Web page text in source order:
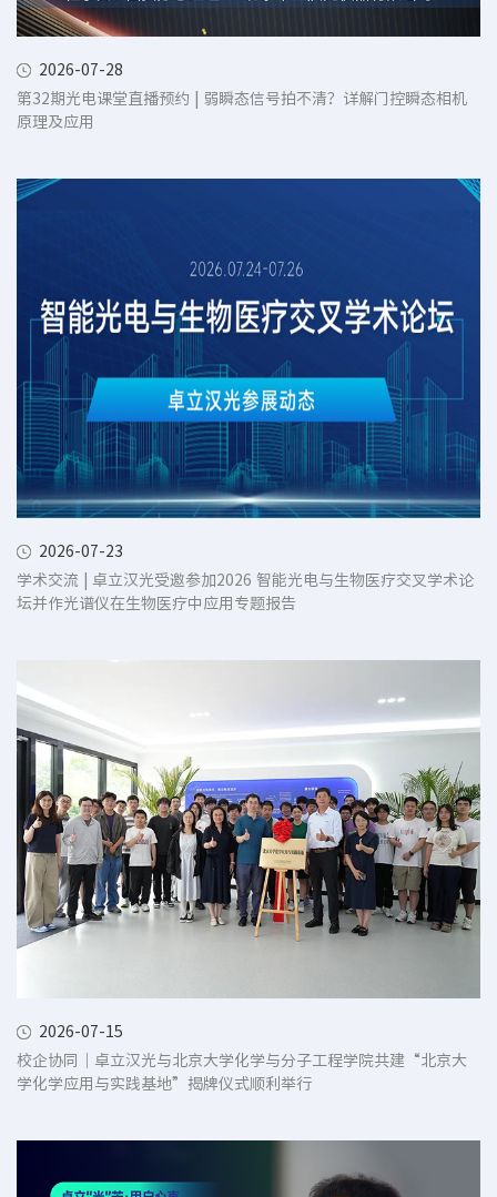
2026-07-28
第32期光电课堂直播预约 | 弱瞬态信号拍不清？详解门控瞬态相机
原理及应用
2026-07-23
学术交流 | 卓立汉光受邀参加2026 智能光电与生物医疗交叉学术论
坛并作光谱仪在生物医疗中应用专题报告
2026-07-15
校企协同｜卓立汉光与北京大学化学与分子工程学院共建“北京大
学化学应用与实践基地”揭牌仪式顺利举行